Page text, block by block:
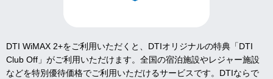
DTI WiMAX 2+をご利用いただくと、DTIオリジナルの特典「DTI
Club Off」がご利用いただけます。全国の宿泊施設やレジャー施設
などを特別優待価格でご利用いただけるサービスです。DTIならで